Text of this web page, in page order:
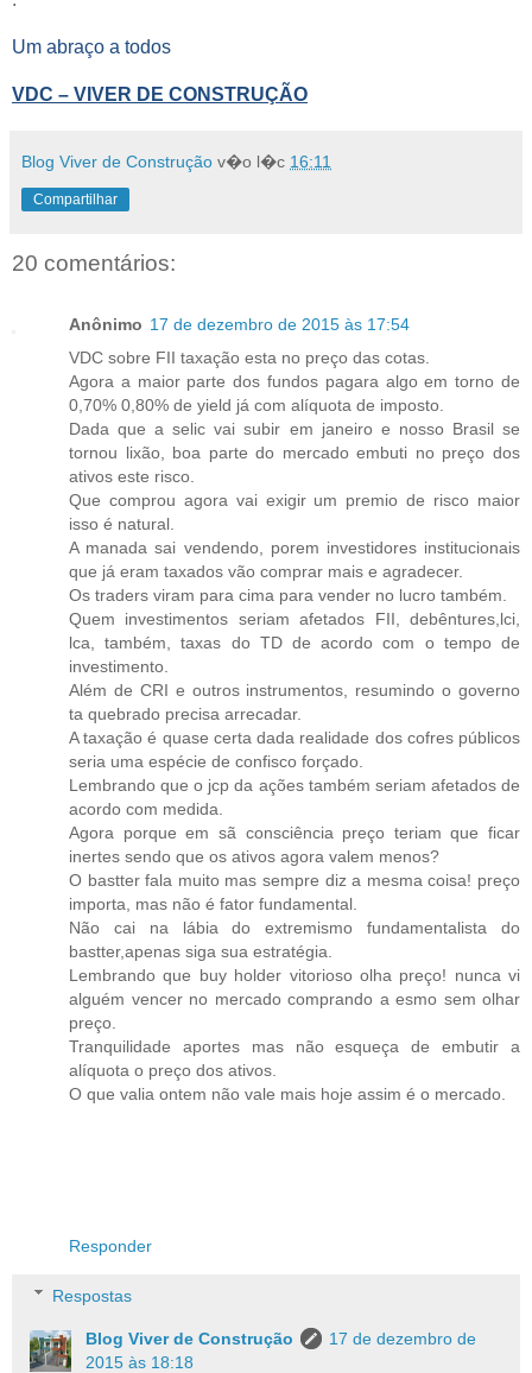
Um abraço a todos
VDC – VIVER DE CONSTRUÇÃO
Blog Viver de Construção v�o l�c 16:11
Compartilhar
20 comentários:
Anônimo 17 de dezembro de 2015 às 17:54
VDC sobre FII taxação esta no preço das cotas.
Agora a maior parte dos fundos pagara algo em torno de
0,70% 0,80% de yield já com alíquota de imposto.
Dada que a selic vai subir em janeiro e nosso Brasil se
tornou lixão, boa parte do mercado embuti no preço dos
ativos este risco.
Que comprou agora vai exigir um premio de risco maior
isso é natural.
A manada sai vendendo, porem investidores institucionais
que já eram taxados vão comprar mais e agradecer.
Os traders viram para cima para vender no lucro também.
Quem investimentos seriam afetados FII, debêntures,lci,
lca, também, taxas do TD de acordo com o tempo de
investimento.
Além de CRI e outros instrumentos, resumindo o governo
ta quebrado precisa arrecadar.
A taxação é quase certa dada realidade dos cofres públicos
seria uma espécie de confisco forçado.
Lembrando que o jcp da ações também seriam afetados de
acordo com medida.
Agora porque em sã consciência preço teriam que ficar
inertes sendo que os ativos agora valem menos?
O bastter fala muito mas sempre diz a mesma coisa! preço
importa, mas não é fator fundamental.
Não cai na lábia do extremismo fundamentalista do
bastter,apenas siga sua estratégia.
Lembrando que buy holder vitorioso olha preço! nunca vi
alguém vencer no mercado comprando a esmo sem olhar
preço.
Tranquilidade aportes mas não esqueça de embutir a
alíquota o preço dos ativos.
O que valia ontem não vale mais hoje assim é o mercado.
Responder
Respostas
Blog Viver de Construção
17 de dezembro de
2015 às 18:18